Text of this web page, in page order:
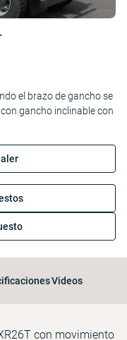
el brazo de gancho se
gancho inclinable con
Videos
con movimiento